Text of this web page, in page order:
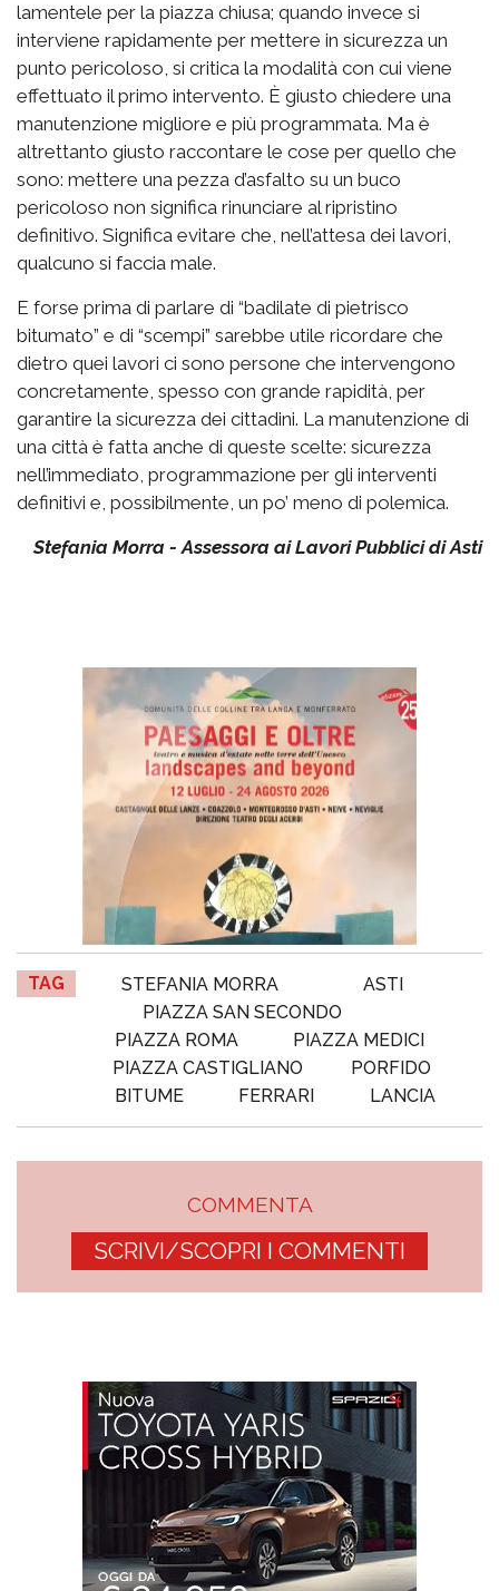
lamentele per la piazza chiusa; quando invece si
interviene rapidamente per mettere in sicurezza un
punto pericoloso, si critica la modalità con cui viene
effettuato il primo intervento. È giusto chiedere una
manutenzione migliore e più programmata. Ma è
altrettanto giusto raccontare le cose per quello che
sono: mettere una pezza d’asfalto su un buco
pericoloso non significa rinunciare al ripristino
definitivo. Significa evitare che, nell’attesa dei lavori,
qualcuno si faccia male.
E forse prima di parlare di “badilate di pietrisco
bitumato” e di “scempi” sarebbe utile ricordare che
dietro quei lavori ci sono persone che intervengono
concretamente, spesso con grande rapidità, per
garantire la sicurezza dei cittadini. La manutenzione di
una città è fatta anche di queste scelte: sicurezza
nell’immediato, programmazione per gli interventi
definitivi e, possibilmente, un po’ meno di polemica.
Stefania Morra - Assessora ai Lavori Pubblici di Asti
TAG STEFANIA MORRA
ASTI
PIAZZA SAN SECONDO
PIAZZA ROMA
PIAZZA MEDICI
PIAZZA CASTIGLIANO
PORFIDO
BITUME
FERRARI LANCIA
COMMENTA
SCRIVI/SCOPRI I COMMENTI